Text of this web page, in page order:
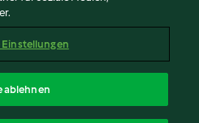
ablehnen